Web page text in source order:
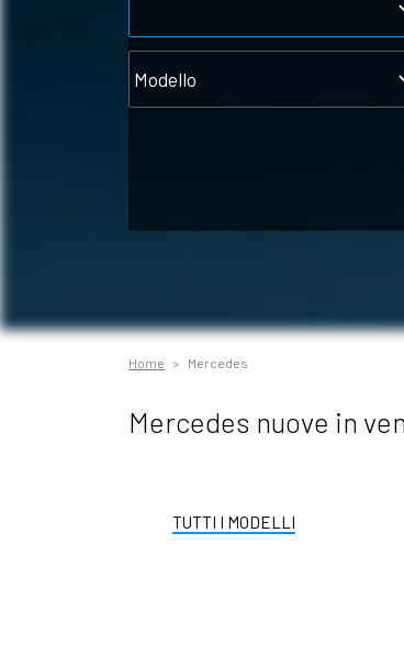
Home Mercedes
Mercedes nuove in
TUTTI I MODELLI